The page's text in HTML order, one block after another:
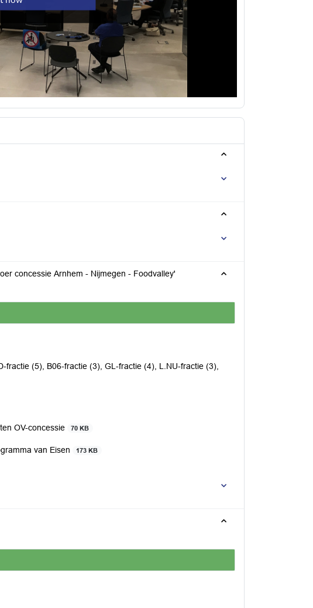
concessie Arnhem - Nijmegen - Foodvalley'
(5), B06-fractie (3), GL-fractie (4), L.NU-fractie (3),
OV-concessie
70 KB
van Eisen 173 KB